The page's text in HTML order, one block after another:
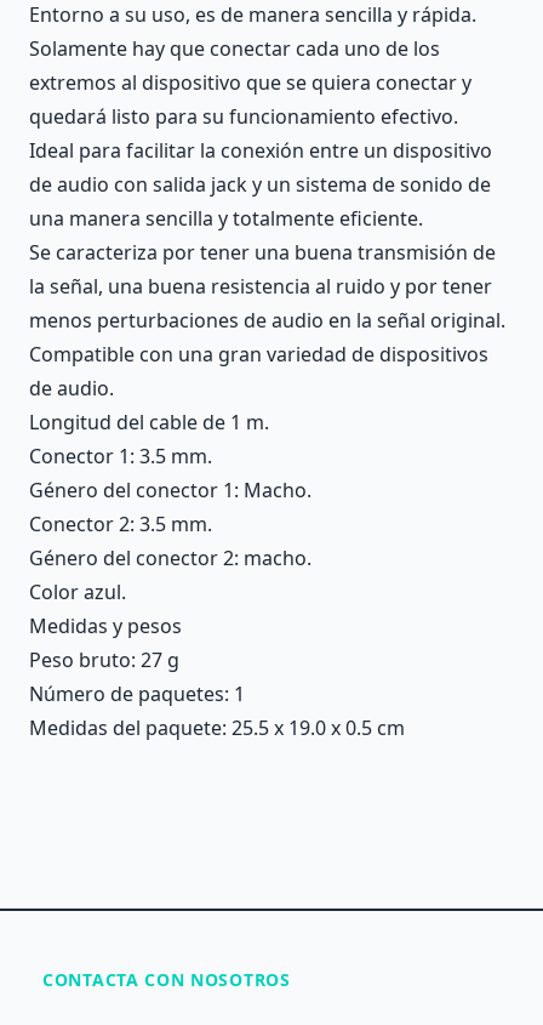
Entorno a su uso, es de manera sencilla y rápida.
Solamente hay que conectar cada uno de los
extremos al dispositivo que se quiera conectar y
quedará listo para su funcionamiento efectivo.
Ideal para facilitar la conexión entre un dispositivo
de audio con salida jack y un sistema de sonido de
una manera sencilla y totalmente eficiente.
Se caracteriza por tener una buena transmisión de
la señal, una buena resistencia al ruido y por tener
menos perturbaciones de audio en la señal original.
Compatible con una gran variedad de dispositivos
de audio.
Longitud del cable de 1 m.
Conector 1: 3.5 mm.
Género del conector 1: Macho.
Conector 2: 3.5 mm.
Género del conector 2: macho.
Color azul.
Medidas y pesos
Peso bruto: 27 g
Número de paquetes: 1
Medidas del paquete: 25.5 x 19.0 x 0.5 cm
CONTACTA CON NOSOTROS